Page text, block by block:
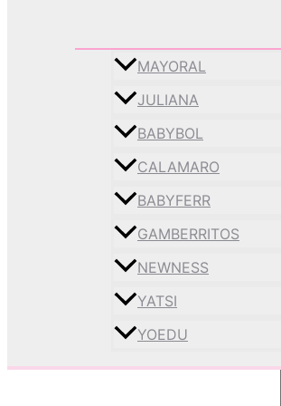
MAYORAL
JULIANA
BABYBOL
CALAMARO
BABYFERR
GAMBERRITOS
NEWNESS
YATSI
YOEDU